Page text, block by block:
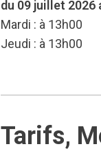
du 09 juillet 2026
Mardi : à 13h00
Jeudi : à 13h00
Tarifs,